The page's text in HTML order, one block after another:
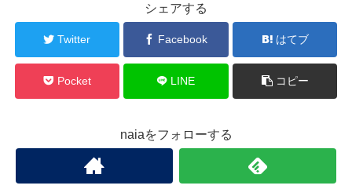
シェアする
Twitter Facebook はてブ
Pocket LINE コピー
naiaをフォローする